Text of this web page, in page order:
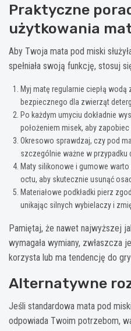
Praktyczne
użytkowania
Aby Twoja mata pod miski
spełniała swoją funkcję, stosuj
Myj matę regularnie ciepłą
bezpiecznego dla zwierząt
Po każdym umyciu dokładnie
położeniem misek, aby
Okresowo sprawdzaj, czy pod
szczególnie ważne w przypadku
Maty silikonowe i gumowe
octu, aby skutecznie usunąć
Materiałowe podkładki pierz
unikając silnych wybielaczy i
Pamiętaj, że nawet najwyższej
wymagała wymiany, zwłaszcza
korzysta lub ma tendencję do
Alternatywne
Jeśli standardowa mata pod
odpowiada Twoim potrzebom,